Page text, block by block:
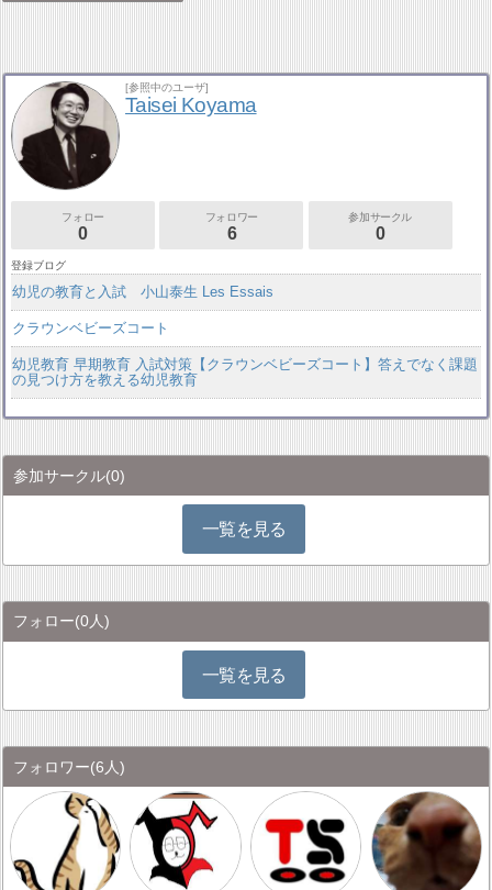
[参照中のユーザ]
Taisei Koyama
フォロー
0
フォロワー
6
参加サークル
0
登録ブログ
幼児の教育と入試 小山泰生 Les Essais
クラウンベビーズコート
幼児教育 早期教育 入試対策【クラウンベビーズコート】答えでなく課題
の見つけ方を教える幼児教育
参加サークル(0)
一覧を見る
フォロー(0人)
一覧を見る
フォロワー(6人)